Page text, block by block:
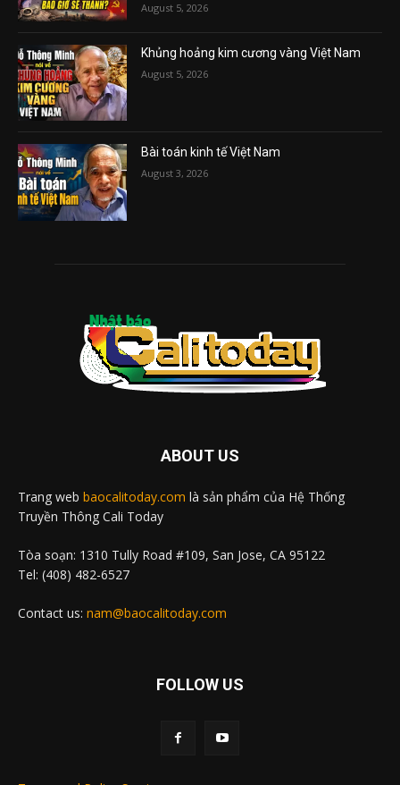
August 5, 2026
Khủng hoảng kim cương vàng Việt Nam
August 5, 2026
Bài toán kinh tế Việt Nam
August 3, 2026
ABOUT US
Trang web baocalitoday.com là sản phẩm của Hệ Thống
Truyền Thông Cali Today
Tòa soạn: 1310 Tully Road #109, San Jose, CA 95122
Tel: (408) 482-6527
Contact us: nam@baocalitoday.com
FOLLOW US